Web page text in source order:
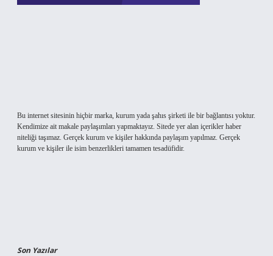
Bu internet sitesinin hiçbir marka, kurum yada şahıs şirketi ile bir bağlantısı yoktur.
Kendimize ait makale paylaşımları yapmaktayız. Sitede yer alan içerikler haber
niteliği taşımaz. Gerçek kurum ve kişiler hakkında paylaşım yapılmaz. Gerçek
kurum ve kişiler ile isim benzerlikleri tamamen tesadüfidir.
Son Yazılar